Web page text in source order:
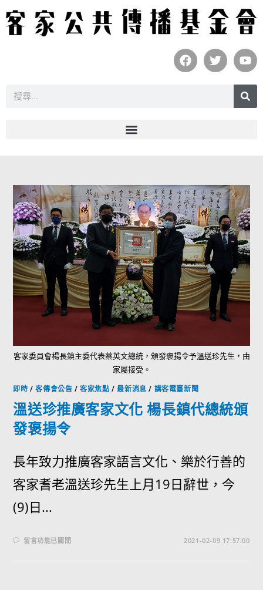
客家委員會楊長鎮主委代表蔡英文總統，頒發褒揚令予溫送珍先生，由
家屬接受。
即時 /客傳會公告 /客家焦點 /最新消息 / 講客電臺新聞
溫送珍推廣客家文化 楊長鎮代總統頒
發褒揚令
長年致力推廣客家語言文化、樂於行善的
客家耆老溫送珍先生上月19日辭世，今
(9)日...
留言功能已關閉 2021-02-09 17:57:00